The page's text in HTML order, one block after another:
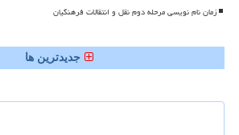
زمان نام نویسی مرحله دوم نقل و انتقالات فرهنگیان
جدیدترین ها